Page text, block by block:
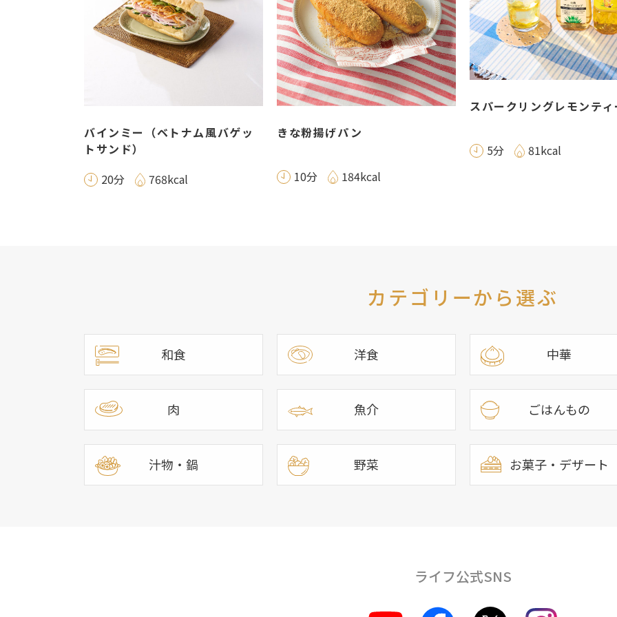
バインミー（ベトナム風バゲッ
トサンド）
20分
768kcal
きな粉揚げパン
10分 184kcal
スパークリングレモンテ
5分 81kcal
カテゴリーから選ぶ
和食 洋食 中華
肉 魚介 ごはんもの
汁物・鍋 野菜 お菓子・デザート
ライフ公式SNS